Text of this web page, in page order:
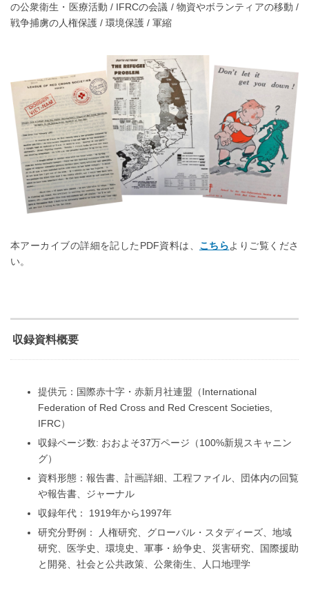
の公衆衛生・医療活動 / IFRCの会議 / 物資やボランティアの移動 /
戦争捕虜の人権保護 / 環境保護 / 軍縮
本アーカイブの詳細を記したPDF資料は、 こちらよりご覧くださ
い。
収録資料概要
提供元：国際赤十字・赤新月社連盟（International
Federation of Red Cross and Red Crescent Societies,
IFRC）
収録ページ数: おおよそ37万ページ（100%新規スキャニン
グ）
資料形態：報告書、計画詳細、工程ファイル、団体内の回覧
や報告書、ジャーナル
収録年代： 1919年から1997年
研究分野例： 人権研究、グローバル・スタディーズ、地域
研究、医学史、環境史、軍事・紛争史、災害研究、国際援助
と開発、社会と公共政策、公衆衛生、人口地理学